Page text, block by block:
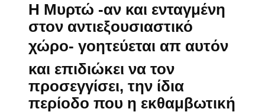
Η Μυρτώ -αν και ενταγμένη
στον αντιεξουσιαστικό
χώρο- γοητεύεται απ αυτόν
και επιδιώκει να τον
προσεγγίσει, την ίδια
περίοδο που η εκθαμβωτική